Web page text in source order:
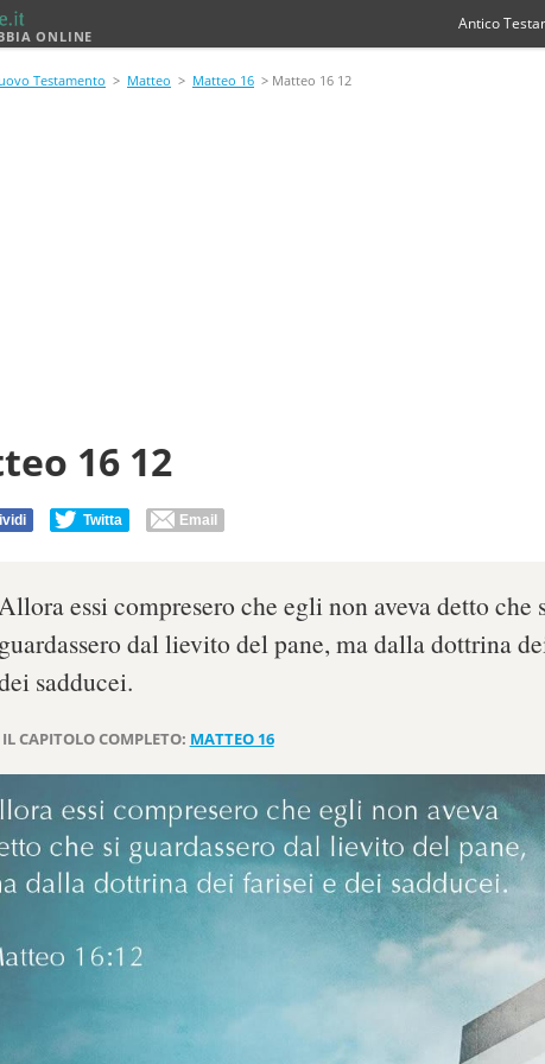
ONLINE
Antico
Testamento > Matteo > Matteo 16 > Matteo 16 12
16 12
Twitta Email
essi compresero che egli non aveva detto che
guardassero dal lievito del pane, ma dalla dottrina
sadducei.
IL CAPITOLO COMPLETO: MATTEO 16